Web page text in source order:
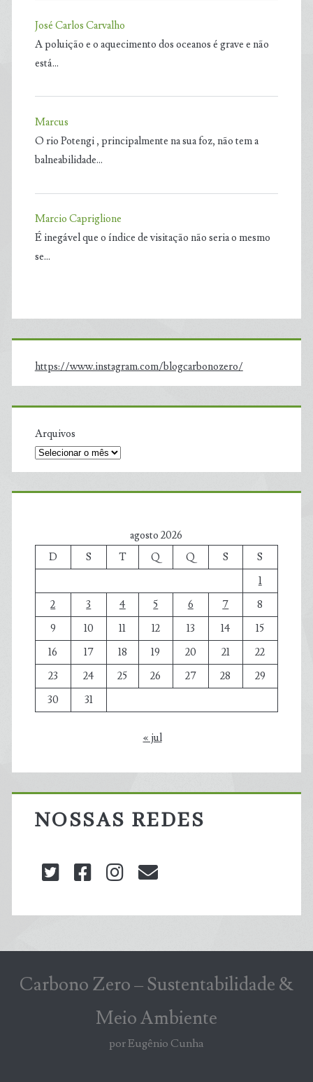
José Carlos Carvalho
A poluição e o aquecimento dos oceanos é grave e não
está…
Marcus
O rio Potengi , principalmente na sua foz, não tem a
balneabilidade…
Marcio Capriglione
É inegável que o índice de visitação não seria o mesmo
se…
https://www.instagram.com/blogcarbonozero/
Arquivos
agosto 2026
D
S T Q Q S
S
1
2
3 4 5 6 7
8
9
10 11 12 13 14
15
16
17 18 19 20 21
22
23
24 25 26 27 28
29
30
31
« jul
NOSSAS REDES
twitterfacebookinstagram
Carbono Zero – Sustentabilidade &
Meio Ambiente
por Eugênio Cunha